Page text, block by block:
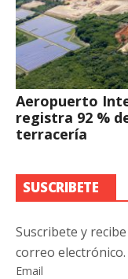
Aeropuerto
registra 92 %
terracería
SUSCRIBETE
Suscribete y
correo electrónico.
Email